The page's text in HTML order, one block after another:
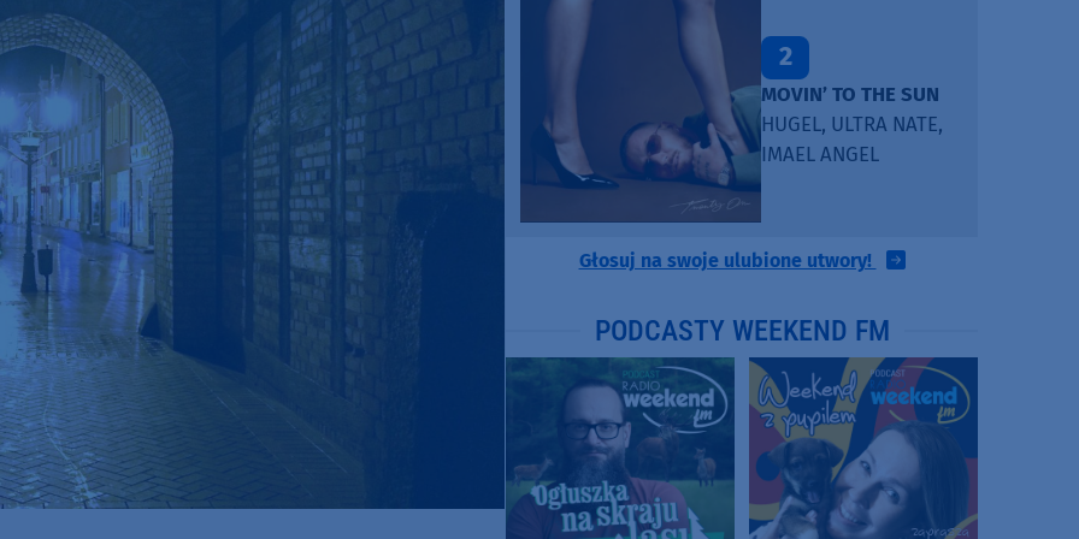
2
MOVIN’ TO THE SUN
HUGEL, ULTRA NATE,
IMAEL ANGEL
Głosuj na swoje ulubione utwory!
PODCASTY WEEKEND FM